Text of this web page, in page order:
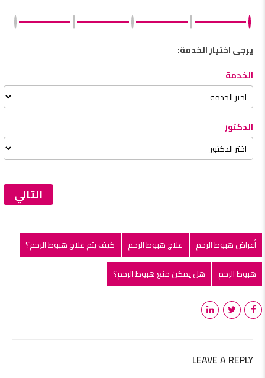
يرجى اختيار الخدمة:
الخدمة
الدكتور
التالي
أعراض هبوط الرحم علاج هبوط الرحم
كيف يتم علاج هبوط الرحم؟
هبوط الرحم
هل يمكن منع هبوط الرحم؟
LEAVE A REPLY